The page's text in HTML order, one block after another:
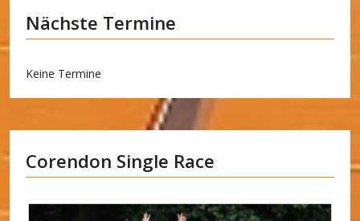
Nächste Termine
Keine Termine
Corendon Single Race